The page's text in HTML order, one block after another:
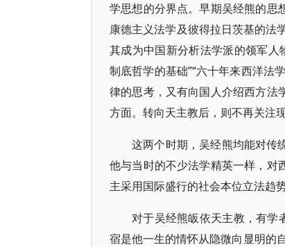
学思想的分界点。早期吴经熊的思
康德主义法学及彼得拉日茨基的法
其成为中国新分析法学派的领军
制底哲学的基础”“六十年来西洋法
律的思考，又有向国人介绍西方法
方面。转向天主教后，则不再关注
这两个时期，吴经熊均能对传
他与当时的不少法学精英一样，对
主采用国际盛行的社会本位立法趋
对于吴经熊皈依天主教，有学
宿是他一生的情怀从隐微向显明的